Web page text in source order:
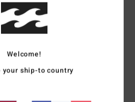
moyenne
Welcome!
your ship-to country